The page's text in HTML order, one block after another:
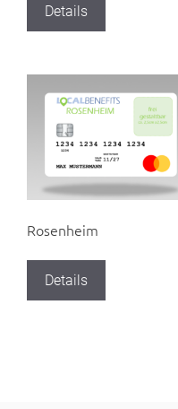
Details
Rosenheim
Details